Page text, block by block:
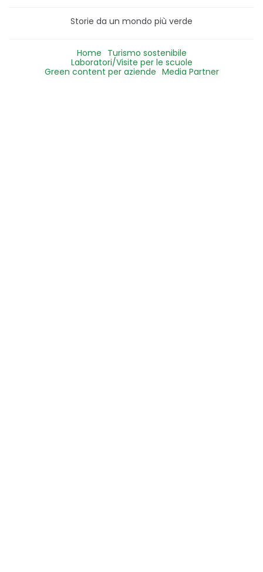
Storie da un mondo più verde
Home Turismo sostenibile
Laboratori/Visite per le scuole
Green content per aziende Media Partner